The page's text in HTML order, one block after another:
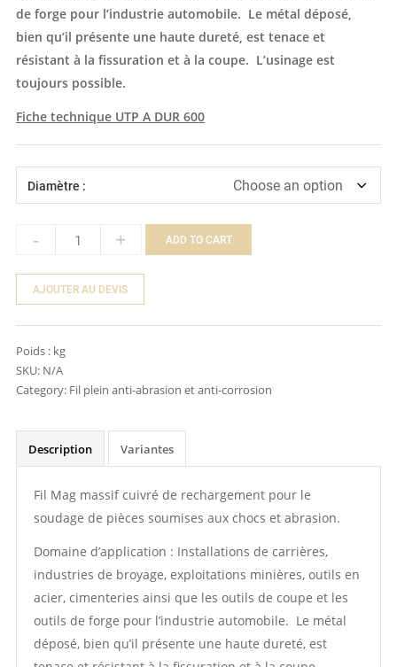
de forge pour l’industrie automobile. Le métal déposé,
bien qu’il présente une haute dureté, est tenace et
résistant à la fissuration et à la coupe. L’usinage est
toujours possible.
Fiche technique UTP A DUR 600
Diamètre :
- + ADD TO CART
AJOUTER AU DEVIS
Poids : kg
SKU: N/A
Category: Fil plein anti-abrasion et anti-corrosion
Description Variantes
Fil Mag massif cuivré de rechargement pour le
soudage de pièces soumises aux chocs et abrasion.
Domaine d’application : Installations de carrières,
industries de broyage, exploitations minières, outils en
acier, cimenteries ainsi que les outils de coupe et les
outils de forge pour l’industrie automobile. Le métal
déposé, bien qu’il présente une haute dureté, est